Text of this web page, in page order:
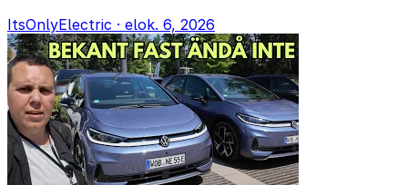
ItsOnlyElectric · elok. 6, 2026